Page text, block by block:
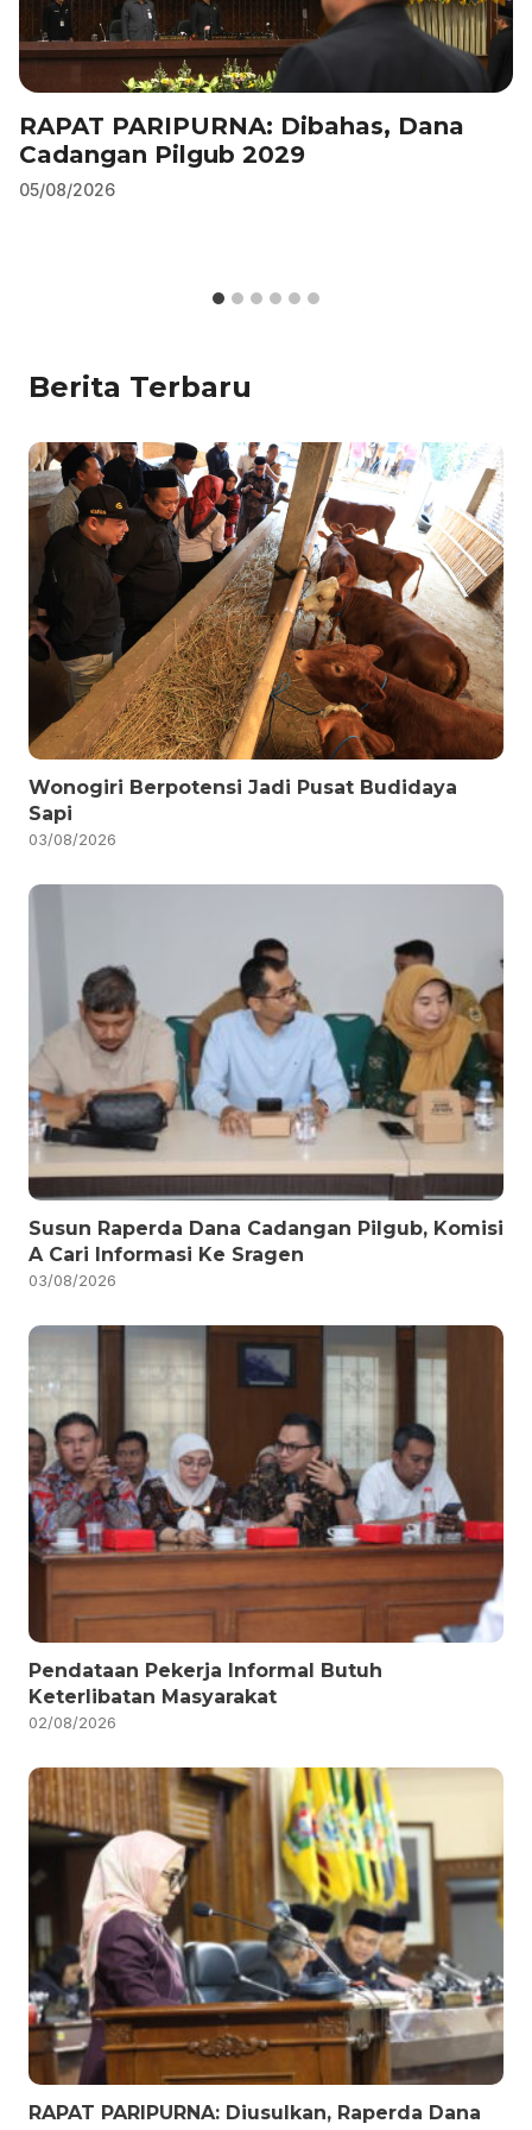
RAPAT PARIPURNA: Dibahas, Dana
Cadangan Pilgub 2029
05/08/2026
Berita Terbaru
Wonogiri Berpotensi Jadi Pusat Budidaya
Sapi
03/08/2026
Susun Raperda Dana Cadangan Pilgub, Komisi
A Cari Informasi Ke Sragen
03/08/2026
Pendataan Pekerja Informal Butuh
Keterlibatan Masyarakat
02/08/2026
RAPAT PARIPURNA: Diusulkan, Raperda Dana